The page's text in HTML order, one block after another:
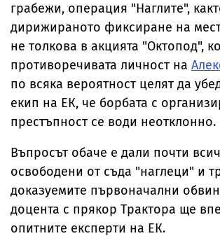
грабежи, операция "Наглите",
дирижираното фиксиране на
не толкова в акцията "Октопод",
противоречивата личност на
по всяка вероятност целят да
екип на ЕК, че борбата с
престъпност се води неотклонно.
Въпросът обаче е дали почти
освободени от съда "наглеци" и
доказуемите първоначални
доцента с прякор Трактора ще
опитните експерти на ЕК.